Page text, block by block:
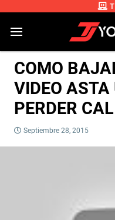
COMO
VIDEO
PERDER
Septiembre 28, 2015